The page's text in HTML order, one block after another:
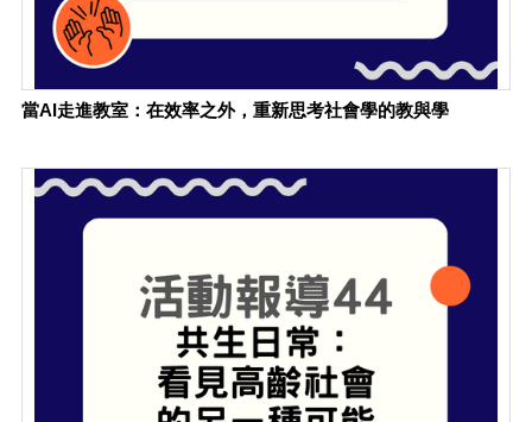
當AI走進教室：在效率之外，重新思考社會學的教與學